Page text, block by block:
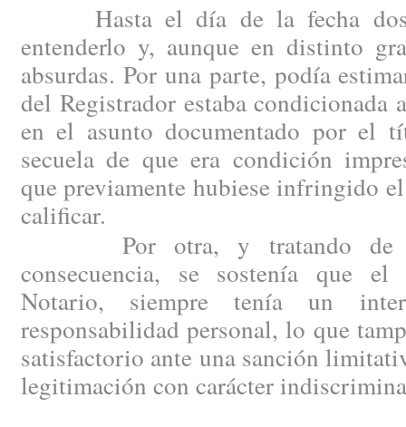
Hasta el día de la fecha dos
entenderlo y, aunque en distinto
absurdas. Por una parte, podía
del Registrador estaba condicionada
en el asunto documentado por el
secuela de que era condición
que previamente hubiese infringido el
calificar.
Por otra, y tratando de
consecuencia, se sostenía que
Notario, siempre tenía un
responsabilidad personal, lo que
satisfactorio ante una sanción
legitimación con carácter